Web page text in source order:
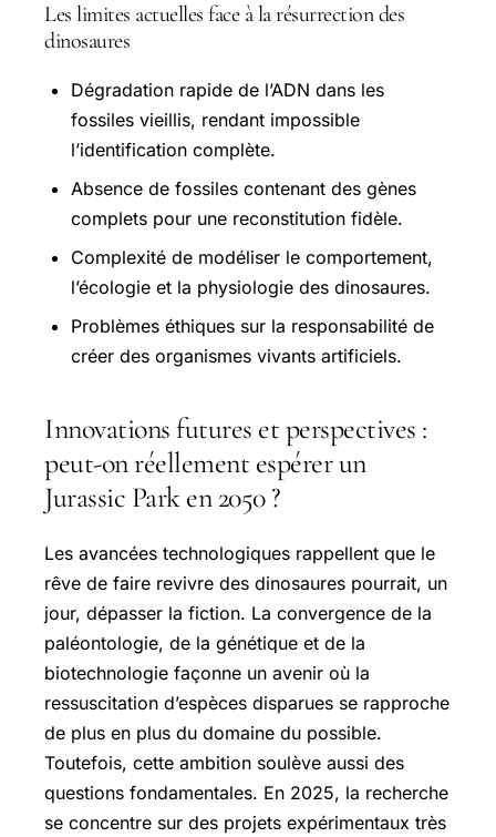
Les limites actuelles face à la résurrection des
dinosaures
Dégradation rapide de l’ADN dans les
fossiles vieillis, rendant impossible
l’identification complète.
Absence de fossiles contenant des gènes
complets pour une reconstitution fidèle.
Complexité de modéliser le comportement,
l’écologie et la physiologie des dinosaures.
Problèmes éthiques sur la responsabilité de
créer des organismes vivants artificiels.
Innovations futures et perspectives :
peut-on réellement espérer un
Jurassic Park en 2050 ?
Les avancées technologiques rappellent que le
rêve de faire revivre des dinosaures pourrait, un
jour, dépasser la fiction. La convergence de la
paléontologie, de la génétique et de la
biotechnologie façonne un avenir où la
ressuscitation d’espèces disparues se rapproche
de plus en plus du domaine du possible.
Toutefois, cette ambition soulève aussi des
questions fondamentales. En 2025, la recherche
se concentre sur des projets expérimentaux très